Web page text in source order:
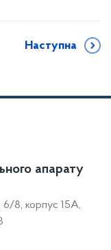
Наступна
апарату
6/8, корпус 15А,